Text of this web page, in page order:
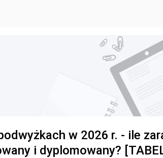
w 2026 r. - ile
i dyplomowany?